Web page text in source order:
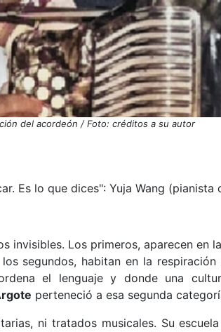
del acordeón / Foto: créditos a su autor
Es lo que dices": Yuja Wang (pianista
invisibles. Los primeros, aparecen en
segundos, habitan en la
el lenguaje y donde una
perteneció a esa segunda
ni tratados musicales. Su